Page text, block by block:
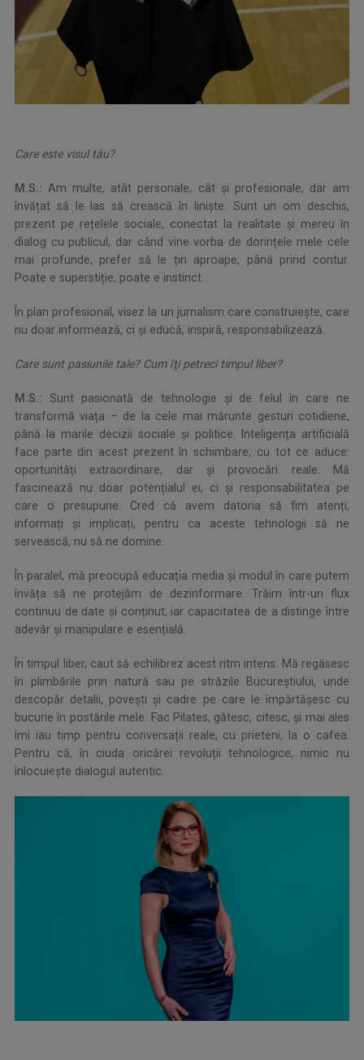
Care este visul tău?
M.S.: Am multe, atât personale, cât și profesionale, dar am
învățat să le las să crească în liniște. Sunt un om deschis,
prezent pe rețelele sociale, conectat la realitate și mereu în
dialog cu publicul, dar când vine vorba de dorințele mele cele
mai profunde, prefer să le țin aproape, până prind contur.
Poate e superstiție, poate e instinct.
În plan profesional, visez la un jurnalism care construiește, care
nu doar informează, ci și educă, inspiră, responsabilizează.
Care sunt pasiunile tale? Cum îţi petreci timpul liber?
M.S.: Sunt pasionată de tehnologie și de felul în care ne
transformă viața – de la cele mai mărunte gesturi cotidiene,
până la marile decizii sociale și politice. Inteligența artificială
face parte din acest prezent în schimbare, cu tot ce aduce:
oportunități extraordinare, dar și provocări reale. Mă
fascinează nu doar potențialul ei, ci și responsabilitatea pe
care o presupune. Cred că avem datoria să fim atenți,
informați și implicați, pentru ca aceste tehnologii să ne
servească, nu să ne domine.
În paralel, mă preocupă educația media și modul în care putem
învăța să ne protejăm de dezinformare. Trăim într-un flux
continuu de date și conținut, iar capacitatea de a distinge între
adevăr și manipulare e esențială.
În timpul liber, caut să echilibrez acest ritm intens. Mă regăsesc
în plimbările prin natură sau pe străzile Bucureștiului, unde
descopăr detalii, povești și cadre pe care le împărtășesc cu
bucurie în postările mele. Fac Pilates, gătesc, citesc, și mai ales
îmi iau timp pentru conversații reale, cu prieteni, la o cafea.
Pentru că, în ciuda oricărei revoluții tehnologice, nimic nu
înlocuiește dialogul autentic.